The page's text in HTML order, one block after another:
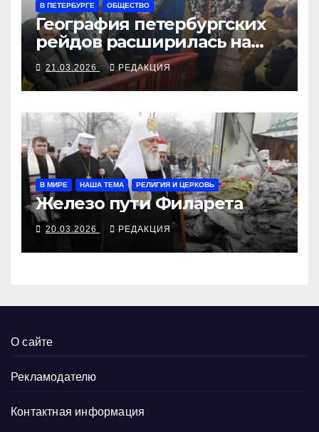
В ПЕТЕРБУРГЕ ОБЩЕСТВО
География петербургских
рейдов расширилась на
Московский проспект
21.03.2026 РЕДАКЦИЯ
В МИРЕ НАША ТЕМА РЕЛИГИЯ И ЦЕРКОВЬ
Железо пути Филарета
20.03.2026 РЕДАКЦИЯ
О сайте
Рекламодателю
Контактная информация